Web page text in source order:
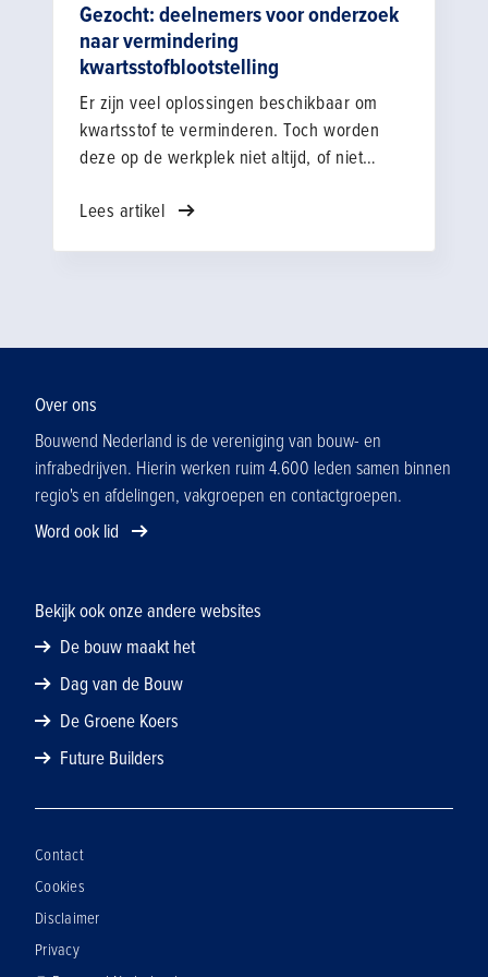
Gezocht: deelnemers voor onderzoek
naar vermindering
kwartsstofblootstelling
Er zijn veel oplossingen beschikbaar om
kwartsstof te verminderen. Toch worden
deze op de werkplek niet altijd, of niet
bedrijven die hun ervaringen willen delen in
Lees artikel
Over ons
Bouwend Nederland is de vereniging van bouw- en
infrabedrijven. Hierin werken ruim 4.600 leden samen binnen
regio's en afdelingen, vakgroepen en contactgroepen.
Word ook lid
Bekijk ook onze andere websites
De bouw maakt het
Dag van de Bouw
De Groene Koers
Future Builders
Contact
Cookies
Disclaimer
Privacy